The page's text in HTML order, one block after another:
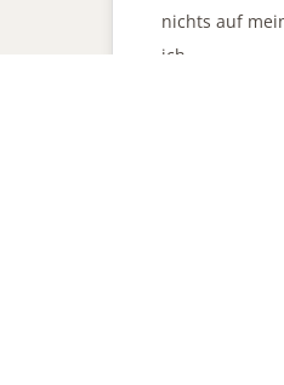
nichts auf
ich.…